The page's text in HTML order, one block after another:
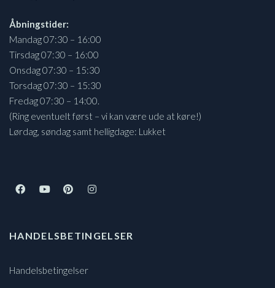
Åbningstider:
Mandag 07:30 – 16:00
Tirsdag 07:30 – 16:00
Onsdag 07:30 – 15:30
Torsdag 07:30 – 15:30
Fredag 07:30 – 14:00.
(Ring eventuelt først – vi kan være ude at køre!)
Lørdag, søndag samt helligdage: Lukket
HANDELSBETINGELSER
Handelsbetingelser